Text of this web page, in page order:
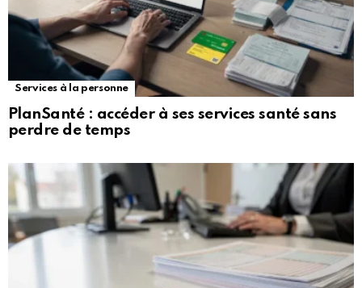
Services à la personne
PlanSanté : accéder à ses services santé sans
perdre de temps